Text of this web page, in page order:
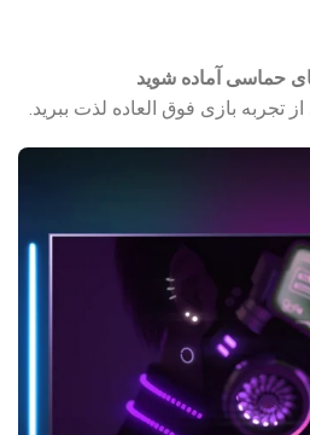
حماسی آماده شوید
تجربه بازی فوق العاده لذت ببرید.